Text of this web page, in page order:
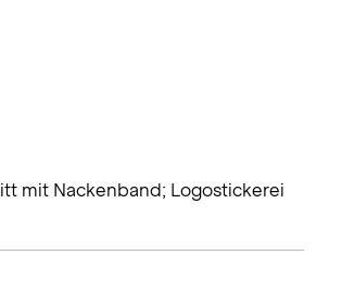
mit Nackenband; Logostickerei